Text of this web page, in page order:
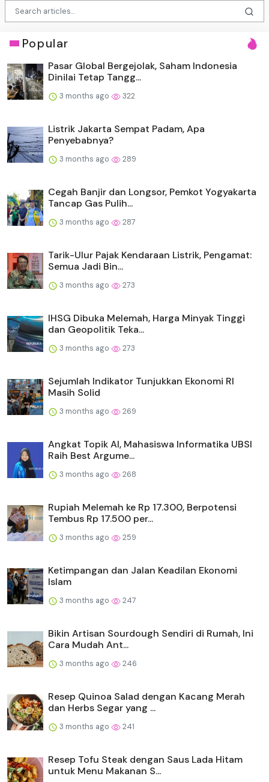
Popular
Pasar Global Bergejolak, Saham Indonesia
Dinilai Tetap Tangg...
3 months ago 322
Listrik Jakarta Sempat Padam, Apa
Penyebabnya?
3 months ago 289
Cegah Banjir dan Longsor, Pemkot Yogyakarta
Tancap Gas Pulih...
3 months ago 287
Tarik-Ulur Pajak Kendaraan Listrik, Pengamat:
Semua Jadi Bin...
3 months ago 273
IHSG Dibuka Melemah, Harga Minyak Tinggi
dan Geopolitik Teka...
3 months ago 273
Sejumlah Indikator Tunjukkan Ekonomi RI
Masih Solid
3 months ago 269
Angkat Topik AI, Mahasiswa Informatika UBSI
Raih Best Argume...
3 months ago 268
Rupiah Melemah ke Rp 17.300, Berpotensi
Tembus Rp 17.500 per...
3 months ago 259
Ketimpangan dan Jalan Keadilan Ekonomi
Islam
3 months ago 247
Bikin Artisan Sourdough Sendiri di Rumah, Ini
Cara Mudah Ant...
3 months ago 246
Resep Quinoa Salad dengan Kacang Merah
dan Herbs Segar yang ...
3 months ago 241
Resep Tofu Steak dengan Saus Lada Hitam
untuk Menu Makanan S...